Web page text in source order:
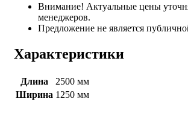
Внимание! Актуальные цены
менеджеров.
Предложение не является
Характеристики
Длина
2500 мм
Ширина 1250 мм